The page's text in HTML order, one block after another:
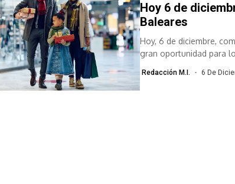
Hoy 6 de
Baleares
Hoy, 6 de diciembre,
gran oportunidad para
Redacción M.I. 6 De